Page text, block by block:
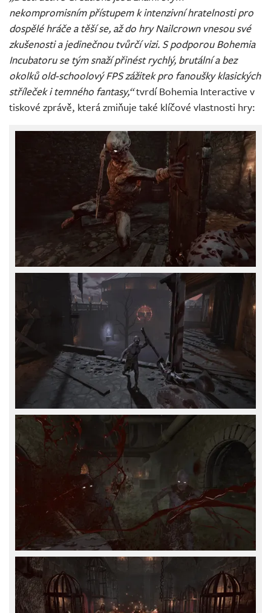
nekompromisním přístupem k intenzivní hratelnosti pro
dospělé hráče a těší se, až do hry Nailcrown vnesou své
zkušenosti a jedinečnou tvůrčí vizi. S podporou Bohemia
Incubatoru se tým snaží přinést rychlý, brutální a bez
okolků old-schoolový FPS zážitek pro fanoušky klasických
stříleček i temného fantasy,“tvrdí Bohemia Interactive v
tiskové zprávě, která zmiňuje také klíčové vlastnosti hry: